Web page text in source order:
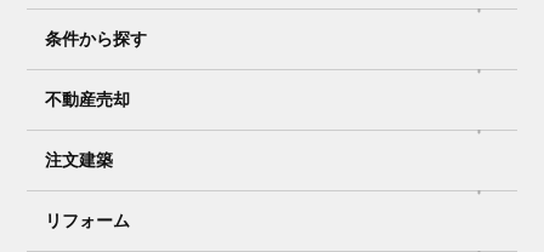
条件から探す
不動産売却
注文建築
リフォーム